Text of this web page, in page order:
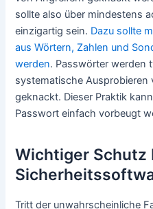
sollte also über mindestens
einzigartig sein. Dazu sollte
aus Wörtern, Zahlen und
werden. Passwörter werden
systematische
geknackt. Dieser Praktik
Passwort einfach vorbeugt
Wichtiger Schutz
Tritt der unwahrscheinliche